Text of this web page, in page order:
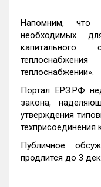
Напомним, что
необходимых
капитального
теплоснабжении».
Портал ЕРЗ.РФ
закона,
утверждения
техприсоединения
Публичное
продлится до 3